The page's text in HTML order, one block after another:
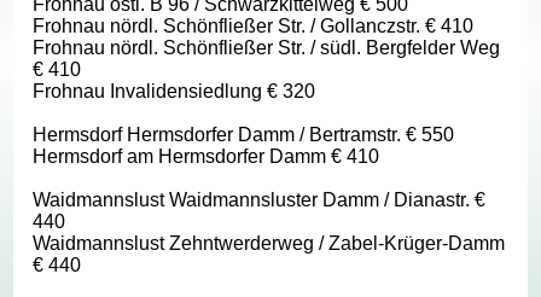
Frohnau östl. B 96 / Schwarzkittelweg € 500
Frohnau nördl. Schönfließer Str. / Gollanczstr. € 410
Frohnau nördl. Schönfließer Str. / südl. Bergfelder Weg
€ 410
Frohnau Invalidensiedlung € 320
Hermsdorf Hermsdorfer Damm / Bertramstr. € 550
Hermsdorf am Hermsdorfer Damm € 410
Waidmannslust Waidmannsluster Damm / Dianastr. €
440
Waidmannslust Zehntwerderweg / Zabel-Krüger-Damm
€ 440